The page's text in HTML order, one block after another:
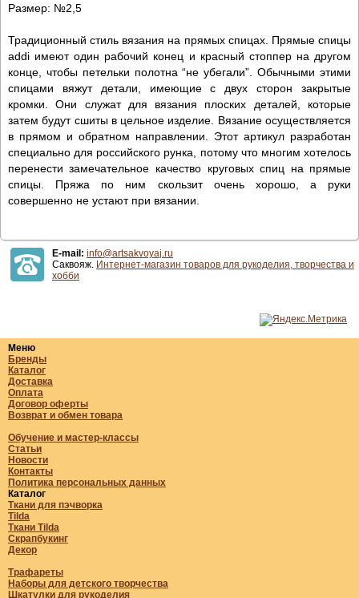
Размер: №2,5
Традиционный стиль вязания на прямых спицах. Прямые спицы
addi имеют один рабочий конец и красный стоппер на другом
конце, чтобы петельки полотна “не убегали”. Обычными этими
спицами вяжут детали, имеющие с двух сторон закрытые
кромки. Они служат для вязания плоских деталей, которые
затем будут сшиты в цельное изделие. Вязание осуществляется
в прямом и обратном направлении. Этот артикул разработан
специально для российского рунка, потому что многим хотелось
перенести замечательное качество круговых спиц на прямые
спицы. Пряжа по ним скользит очень хорошо, а руки
совершенно не устают при вязании.
E-mail: info@artsakvoyaj.ru
Саквояж. Интернет-магазин товаров для рукоделия, творчества и
хобби
Меню
Бренды
Каталог
Доставка
Оплата
Договор оферты
Возврат и обмен товара
Обучение и мастер-классы
Статьи
Новости
Контакты
Политика персональных данных
Каталог
Ткани для пэчворка
Tilda
Ткани Tilda
Скрапбукинг
Декор
Трафареты
Наборы для детского творчества
Шкатулки для рукоделия